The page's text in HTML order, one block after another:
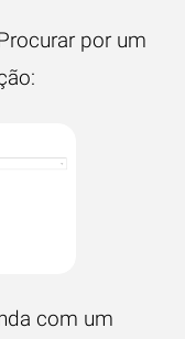
por um
com um